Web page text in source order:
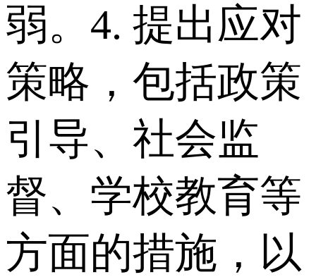
弱。 4. 提出应对
策略，包括政策
引导、社会监
督、学校教育等
方面的措施，以